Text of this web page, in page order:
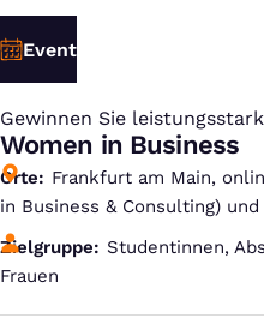
Event
Gewinnen Sie
:
Women in Business
Orte
Frankfurt am Main,
in Business & Consulting)
Zielgruppe
Studentinnen,
Frauen